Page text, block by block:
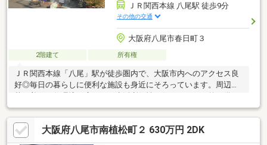
ＪＲ関西本線 八尾駅 徒歩9分
その他の交通
大阪府八尾市春日町３
2階建て 所有権
ＪＲ関西本線「八尾」駅が徒歩圏内で、大阪市内へのアクセス良
好◎毎日の暮らしに便利な施設も身近にそろっています。周辺は
たロケーション。通勤・通学はもちろん、幅広い世代にお勧めの
環境です♪※賃貸収入月額45000円あり詳しくはお問い合わせくだ
さい◎
大阪府八尾市南植松町２ 630万円 2DK